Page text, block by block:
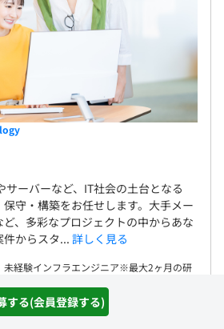
する(会員登録する)
ーバーなど、IT社会の土台となる
保守・構築をお任せします。大手メー
、多彩なプロジェクトの中からあな
からスタ... 詳しく見る
未経験インフラエンジニア※最大2ヶ月の研
450万円